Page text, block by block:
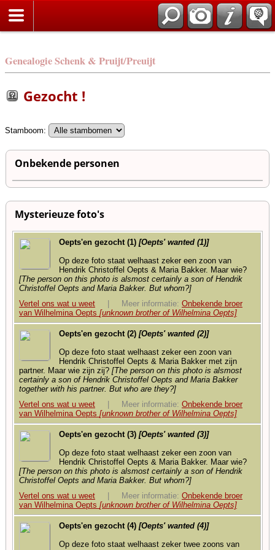
Genealogie Schenk & Pruijt/Preuijt
Gezocht !
Stamboom:
Onbekende personen
Mysterieuze foto's
Oepts'en gezocht (1) [Oepts' wanted (1)]
Op deze foto staat welhaast zeker een zoon van
Hendrik Christoffel Oepts & Maria Bakker. Maar wie?
[The person on this photo is alsmost certainly a son of Hendrik
Christoffel Oepts and Maria Bakker. But whom?]
Vertel ons wat u weet | Meer informatie: Onbekende broer
van Wilhelmina Oepts [unknown brother of Wilhelmina Oepts]
Oepts'en gezocht (2) [Oepts' wanted (2)]
Op deze foto staat welhaast zeker een zoon van
Hendrik Christoffel Oepts & Maria Bakker met zijn
partner. Maar wie zijn zij? [The person on this photo is alsmost
certainly a son of Hendrik Christoffel Oepts and Maria Bakker
together with his partner. But who are they?]
Vertel ons wat u weet | Meer informatie: Onbekende broer
van Wilhelmina Oepts [unknown brother of Wilhelmina Oepts]
Oepts'en gezocht (3) [Oepts' wanted (3)]
Op deze foto staat welhaast zeker een zoon van
Hendrik Christoffel Oepts & Maria Bakker. Maar wie?
[The person on this photo is alsmost certainly a son of Hendrik
Christoffel Oepts and Maria Bakker. But whom?]
Vertel ons wat u weet | Meer informatie: Onbekende broer
van Wilhelmina Oepts [unknown brother of Wilhelmina Oepts]
Oepts'en gezocht (4) [Oepts' wanted (4)]
Op deze foto staat welhaast zeker twee zoons van